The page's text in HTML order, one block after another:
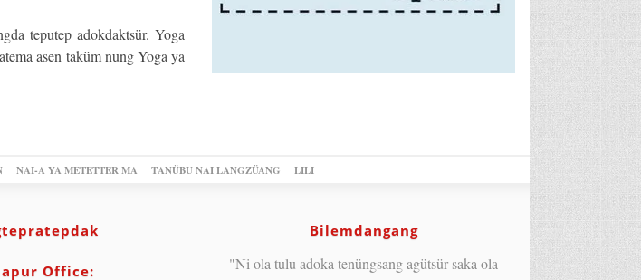
teputep adokdaktsür. Yoga
asen taküm nung Yoga ya
NAI-A YA METETTER MA TANÜBU NAI LANGZÜANG LILI
Office:
Bilemdangang
"Ni ola tulu adoka tenüngsang agütsür saka ola